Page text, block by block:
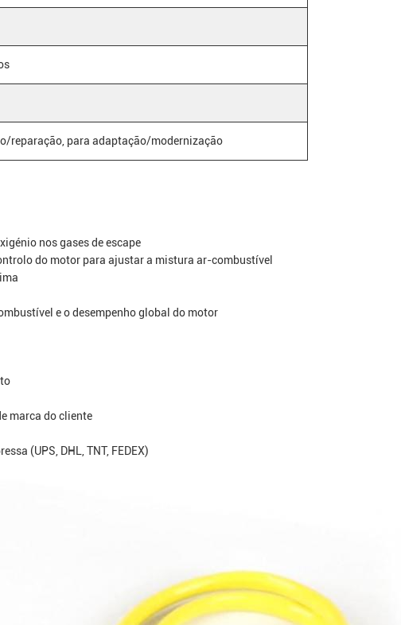
reparação, para adaptação/modernização
nos gases de escape
do motor para ajustar a mistura ar-combustível
e o desempenho global do motor
marca do cliente
(UPS, DHL, TNT, FEDEX)